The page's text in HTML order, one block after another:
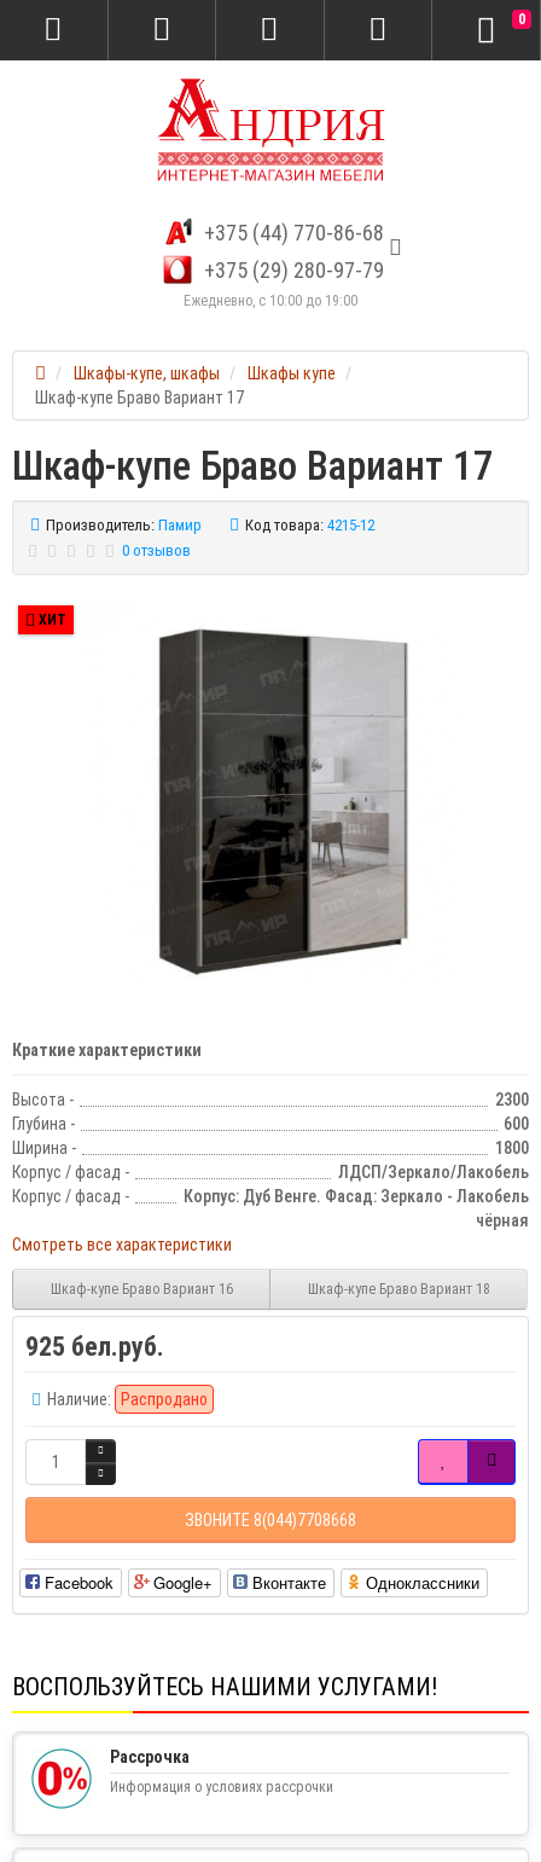
+375 (44) 770-86-68
+375 (29) 280-97-79
Ежедневно, с 10:00 до 19:00
0
Шкафы-купе, шкафы
Шкафы купе
Шкаф-купе Браво Вариант 17
Шкаф-купе Браво Вариант 17
Производитель: Памир Код товара: 4215-12
0 отзывов
ХИТ
Краткие характеристики
Высота -
2300
Глубина -
600
Ширина -
1800
Корпус / фасад -
ЛДСП/Зеркало/Лакобель
Корпус / фасад -
Корпус: Дуб Венге. Фасад: Зеркало - Лакобель
чёрная
Смотреть все характеристики
Шкаф-купе Браво Вариант 16 Шкаф-купе Браво Вариант 18
925 бел.руб.
Наличие: Распродано
ЗВОНИТЕ 8(044)7708668
Facebook Google+ Вконтакте Одноклассники
ВОСПОЛЬЗУЙТЕСЬ НАШИМИ УСЛУГАМИ!
Рассрочка
Информация о условиях рассрочки